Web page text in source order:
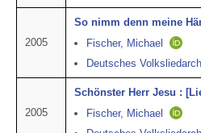
2005
So nimm denn meine
Fischer, Michael
Deutsches
2005
Schönster Herr Jesu :
Fischer, Michael